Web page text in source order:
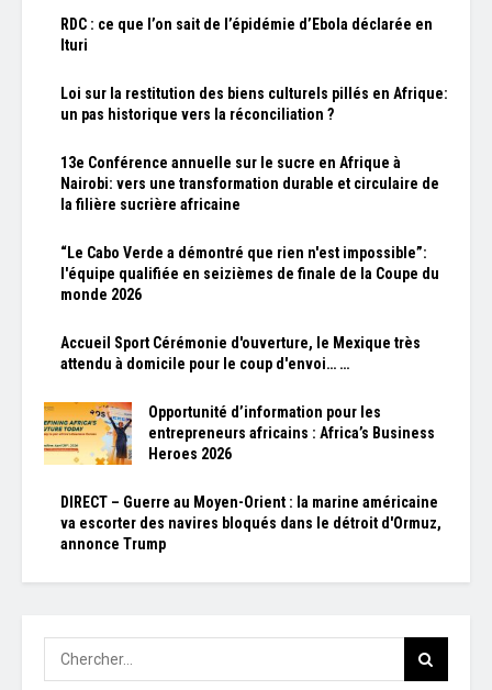
RDC : ce que l’on sait de l’épidémie d’Ebola déclarée en
Ituri
Loi sur la restitution des biens culturels pillés en Afrique:
un pas historique vers la réconciliation ?
13e Conférence annuelle sur le sucre en Afrique à
Nairobi: vers une transformation durable et circulaire de
la filière sucrière africaine
“Le Cabo Verde a démontré que rien n'est impossible”:
l'équipe qualifiée en seizièmes de finale de la Coupe du
monde 2026
Accueil Sport Cérémonie d'ouverture, le Mexique très
attendu à domicile pour le coup d'envoi… …
Opportunité d’information pour les
entrepreneurs africains : Africa’s Business
Heroes 2026
DIRECT – Guerre au Moyen-Orient : la marine américaine
va escorter des navires bloqués dans le détroit d'Ormuz,
annonce Trump